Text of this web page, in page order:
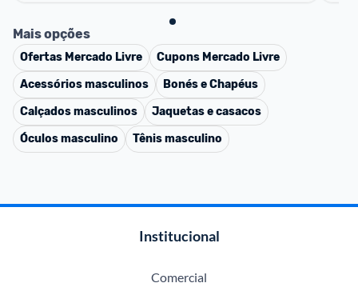
Mais opções
Ofertas Mercado Livre Cupons Mercado Livre
Acessórios masculinos
Bonés e Chapéus
Calçados masculinos
Jaquetas e casacos
Óculos masculino
Tênis masculino
Institucional
Comercial